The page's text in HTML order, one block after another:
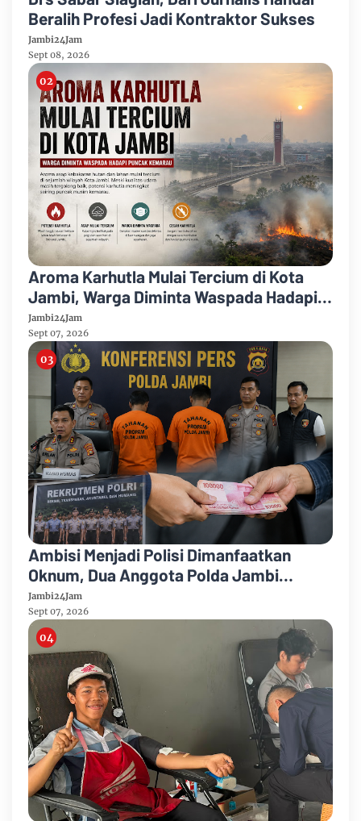
Beralih Profesi Jadi Kontraktor Sukses
Jambi24Jam
Sept 08, 2026
Aroma Karhutla Mulai Tercium di Kota
Jambi, Warga Diminta Waspada Hadapi
Puncak Kemarau
Jambi24Jam
Sept 07, 2026
Ambisi Menjadi Polisi Dimanfaatkan
Oknum, Dua Anggota Polda Jambi
Diduga Tipu Calon Bintara dengan Janji
Kelulusan
Jambi24Jam
Sept 07, 2026